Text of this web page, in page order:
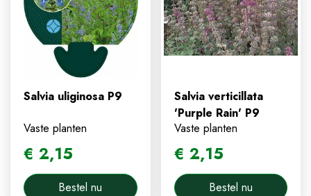
Salvia uliginosa P9
Vaste planten
€ 2,15
Bestel nu
Salvia verticillata
'Purple Rain' P9
Vaste planten
€ 2,15
Bestel nu